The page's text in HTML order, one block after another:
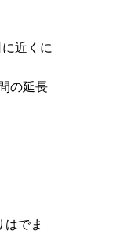
近くに
の延長
でま